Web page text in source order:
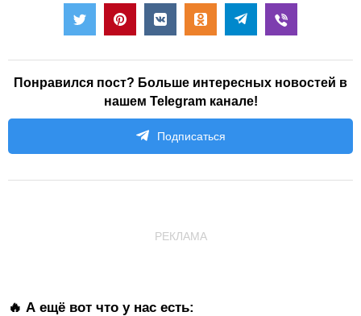
Понравился пост? Больше интересных новостей в
нашем Telegram канале!
Подписаться
РЕКЛАМА
🔥 А ещё вот что у нас есть: